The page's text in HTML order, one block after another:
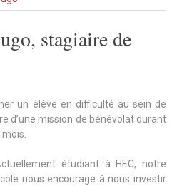
juin
stagiaire de
un élève en difficulté au sein de
d’une mission de bénévolat durant
mois.
étudiant à HEC, notre
nous encourage à nous investir